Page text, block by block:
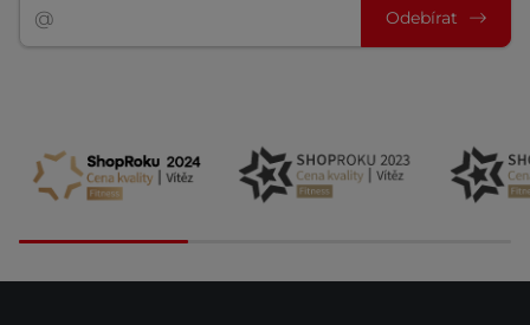
Odebírat